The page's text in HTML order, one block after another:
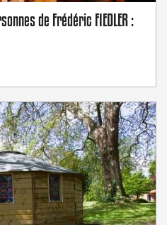
de Frédéric FIEDLER :